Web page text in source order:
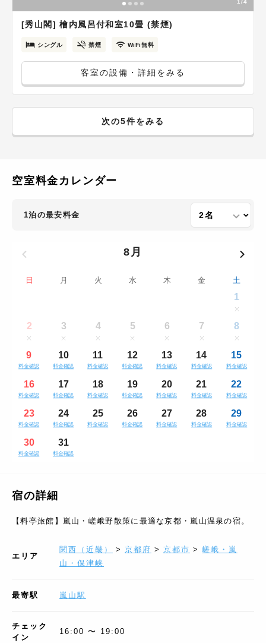
1/4
[秀山閣] 檜内風呂付和室10畳 (禁煙)
シングル 禁煙 WiFi無料
客室の設備・詳細をみる
次の5件をみる
空室料金カレンダー
1泊の最安料金
8月
日 月 火 水 木 金 土
1
2 3 4 5 6 7 8
9
料金確認
10
料金確認
11
料金確認
12
料金確認
13
料金確認
14
料金確認
15
料金確認
16
料金確認
17
料金確認
18
料金確認
19
料金確認
20
料金確認
21
料金確認
22
料金確認
23
料金確認
24
料金確認
25
料金確認
26
料金確認
27
料金確認
28
料金確認
29
料金確認
30
料金確認
31
料金確認
宿の詳細
【料亭旅館】嵐山・嵯峨野散策に最適な京都・嵐山温泉の宿。
エリア
関西（近畿） > 京都府 > 京都市 > 嵯峨・嵐
山・保津峡
最寄駅 嵐山駅
チェック
イン
16:00 〜 19:00